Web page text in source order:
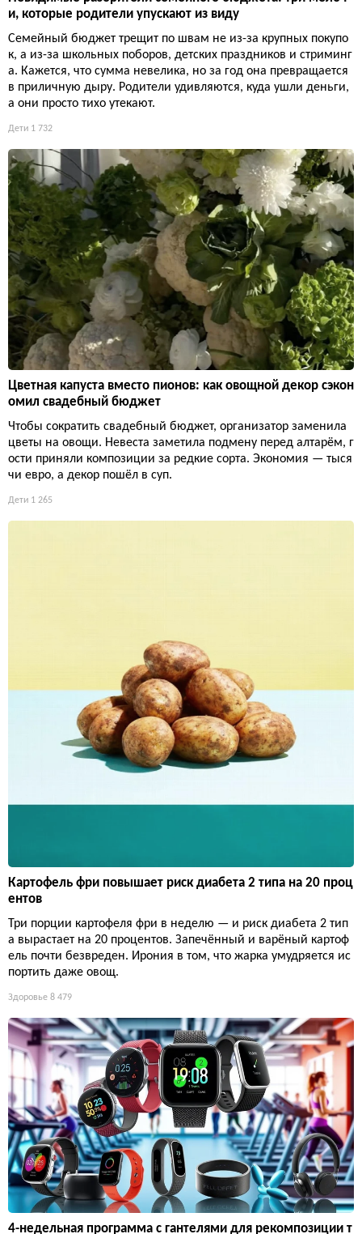
и, которые родители упускают из виду
Семейный бюджет трещит по швам не из-за крупных покупо
к, а из-за школьных поборов, детских праздников и стриминг
а. Кажется, что сумма невелика, но за год она превращается
в приличную дыру. Родители удивляются, куда ушли деньги,
а они просто тихо утекают.
Дети 1 732
Цветная капуста вместо пионов: как овощной декор сэкон
омил свадебный бюджет
Чтобы сократить свадебный бюджет, организатор заменила
цветы на овощи. Невеста заметила подмену перед алтарём, г
ости приняли композиции за редкие сорта. Экономия — тыся
чи евро, а декор пошёл в суп.
Дети 1 265
Картофель фри повышает риск диабета 2 типа на 20 проц
ентов
Три порции картофеля фри в неделю — и риск диабета 2 тип
а вырастает на 20 процентов. Запечённый и варёный картоф
ель почти безвреден. Ирония в том, что жарка умудряется ис
портить даже овощ.
Здоровье 8 479
4-недельная программа с гантелями для рекомпозиции т